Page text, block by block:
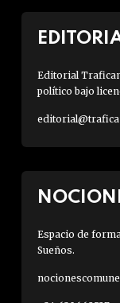
Editorial
político bajo
Espacio de
Sueños.